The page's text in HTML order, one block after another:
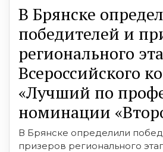
В Брянске
победителей и
регионального
Всероссийского
«Лучший по
номинации
В Брянске определили
призеров регионального